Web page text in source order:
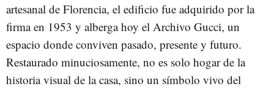
artesanal de Florencia, el edificio fue adquirido por la
firma en 1953 y alberga hoy el Archivo Gucci, un
espacio donde conviven pasado, presente y futuro.
Restaurado minuciosamente, no es solo hogar de la
historia visual de la casa, sino un símbolo vivo del